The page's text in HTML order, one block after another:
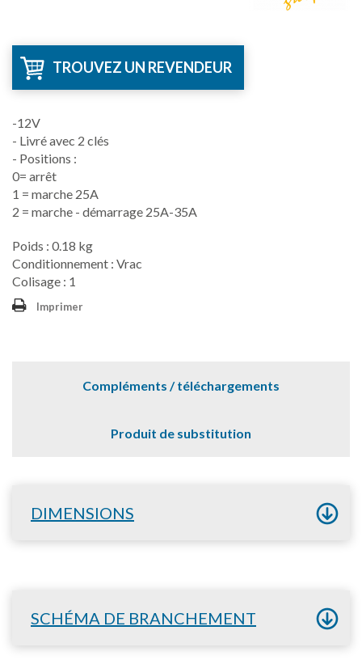
TROUVEZ UN REVENDEUR
-12V
- Livré avec 2 clés
- Positions :
0= arrêt
1 = marche 25A
2 = marche - démarrage 25A-35A
Poids : 0.18 kg
Conditionnement : Vrac
Colisage : 1
Imprimer
Compléments / téléchargements
Produit de substitution
DIMENSIONS
SCHÉMA DE BRANCHEMENT